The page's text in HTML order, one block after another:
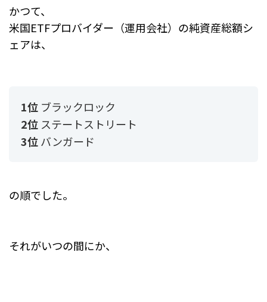
かつて、
米国ETFプロバイダー（運用会社）の純資産総額シ
ェアは、
1位 ブラックロック
2位 ステートストリート
3位バンガード
の順でした。
それがいつの間にか、